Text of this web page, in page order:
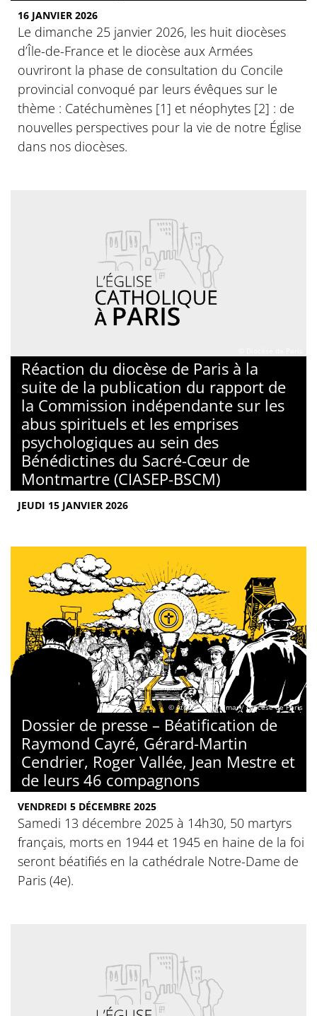
16 JANVIER 2026
Le dimanche 25 janvier 2026, les huit diocèses
d’Île-de-France et le diocèse aux Armées
ouvriront la phase de consultation du Concile
provincial convoqué par leurs évêques sur le
thème : Catéchumènes [1] et néophytes [2] : de
nouvelles perspectives pour la vie de notre Église
dans nos diocèses.
Réaction du diocèse de Paris à la
suite de la publication du rapport de
la Commission indépendante sur les
abus spirituels et les emprises
psychologiques au sein des
Bénédictines du Sacré-Cœur de
Montmartre (CIASEP-BSCM)
JEUDI 15 JANVIER 2026
© Atelier des Palmar / Diocèse de Paris
Dossier de presse – Béatification de
Raymond Cayré, Gérard-Martin
Cendrier, Roger Vallée, Jean Mestre et
de leurs 46 compagnons
VENDREDI 5 DÉCEMBRE 2025
Samedi 13 décembre 2025 à 14h30, 50 martyrs
français, morts en 1944 et 1945 en haine de la foi
seront béatifiés en la cathédrale Notre-Dame de
Paris (4e).